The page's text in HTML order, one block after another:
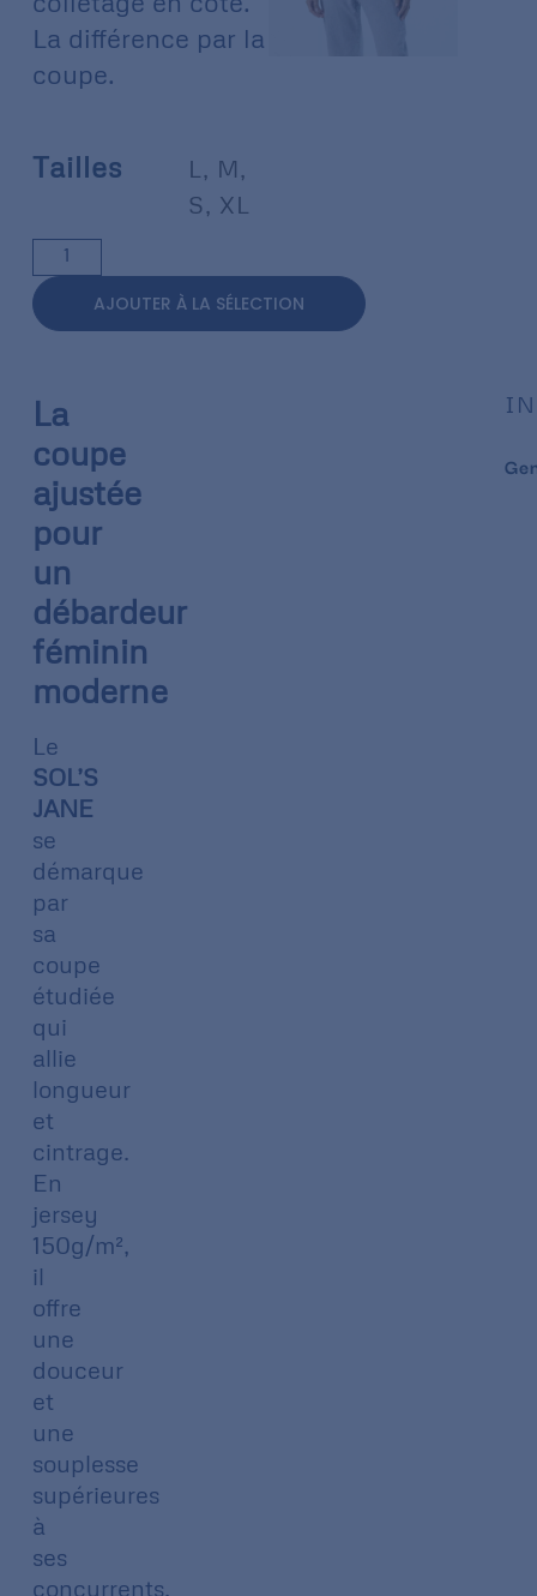
La différence par la
coupe.
Tailles L , M ,
S , XL
AJOUTER À LA SÉLECTION
La
coupe
ajustée
pour
un
débardeur
féminin
moderne
Le
SOL’S
JANE
se
démarque
par
sa
coupe
étudiée
qui
allie
longueur
et
cintrage.
En
jersey
150g/m²,
il
offre
une
douceur
et
une
souplesse
supérieures
à
ses
concurrents.